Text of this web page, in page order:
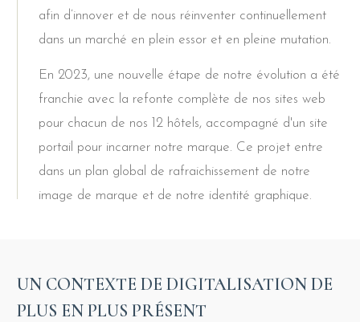
afin d’innover et de nous réinventer continuellement
dans un marché en plein essor et en pleine mutation.
En 2023, une nouvelle étape de notre évolution a été
franchie avec la refonte complète de nos sites web
pour chacun de nos 12 hôtels, accompagné d'un site
portail pour incarner notre marque. Ce projet entre
dans un plan global de rafraichissement de notre
image de marque et de notre identité graphique.
UN CONTEXTE DE DIGITALISATION DE
PLUS EN PLUS PRÉSENT